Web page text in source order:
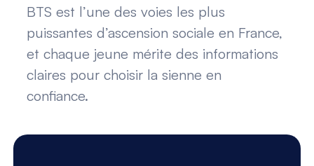
BTS est l’une des voies les plus
puissantes d’ascension sociale en France,
et chaque jeune mérite des informations
claires pour choisir la sienne en
confiance.